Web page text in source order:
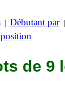
| Débutant par|
de 9